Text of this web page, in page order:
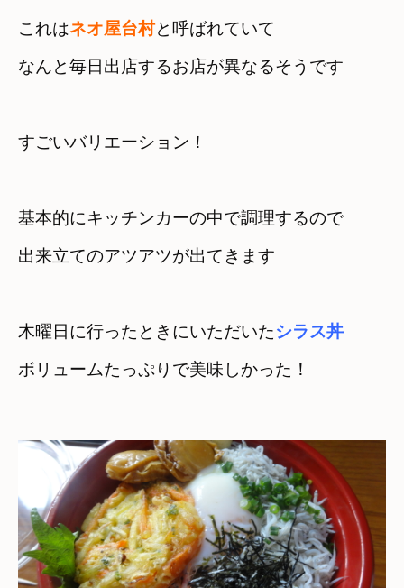
これはネオ屋台村と呼ばれていて
なんと毎日出店するお店が異なるそうです
すごいバリエーション！
基本的にキッチンカーの中で調理するので
出来立てのアツアツが出てきます
木曜日に行ったときにいただいたシラス丼
ボリュームたっぷりで美味しかった！